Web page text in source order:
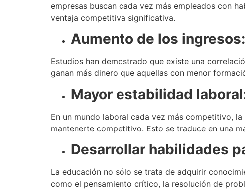
empresas buscan cada vez más empleados con
ventaja competitiva significativa.
Aumento de los ingresos:
Estudios han demostrado que existe una
ganan más dinero que aquellas con menor
Mayor estabilidad
En un mundo laboral cada vez más competitivo,
mantenerte competitivo. Esto se traduce en una
Desarrollar habilidades
La educación no sólo se trata de adquirir
como el pensamiento crítico, la resolución de